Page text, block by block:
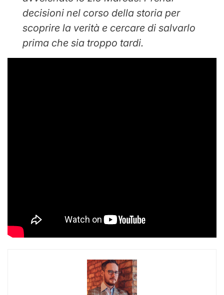
decisioni nel corso della storia per
scoprire la verità e cercare di salvarlo
prima che sia troppo tardi.